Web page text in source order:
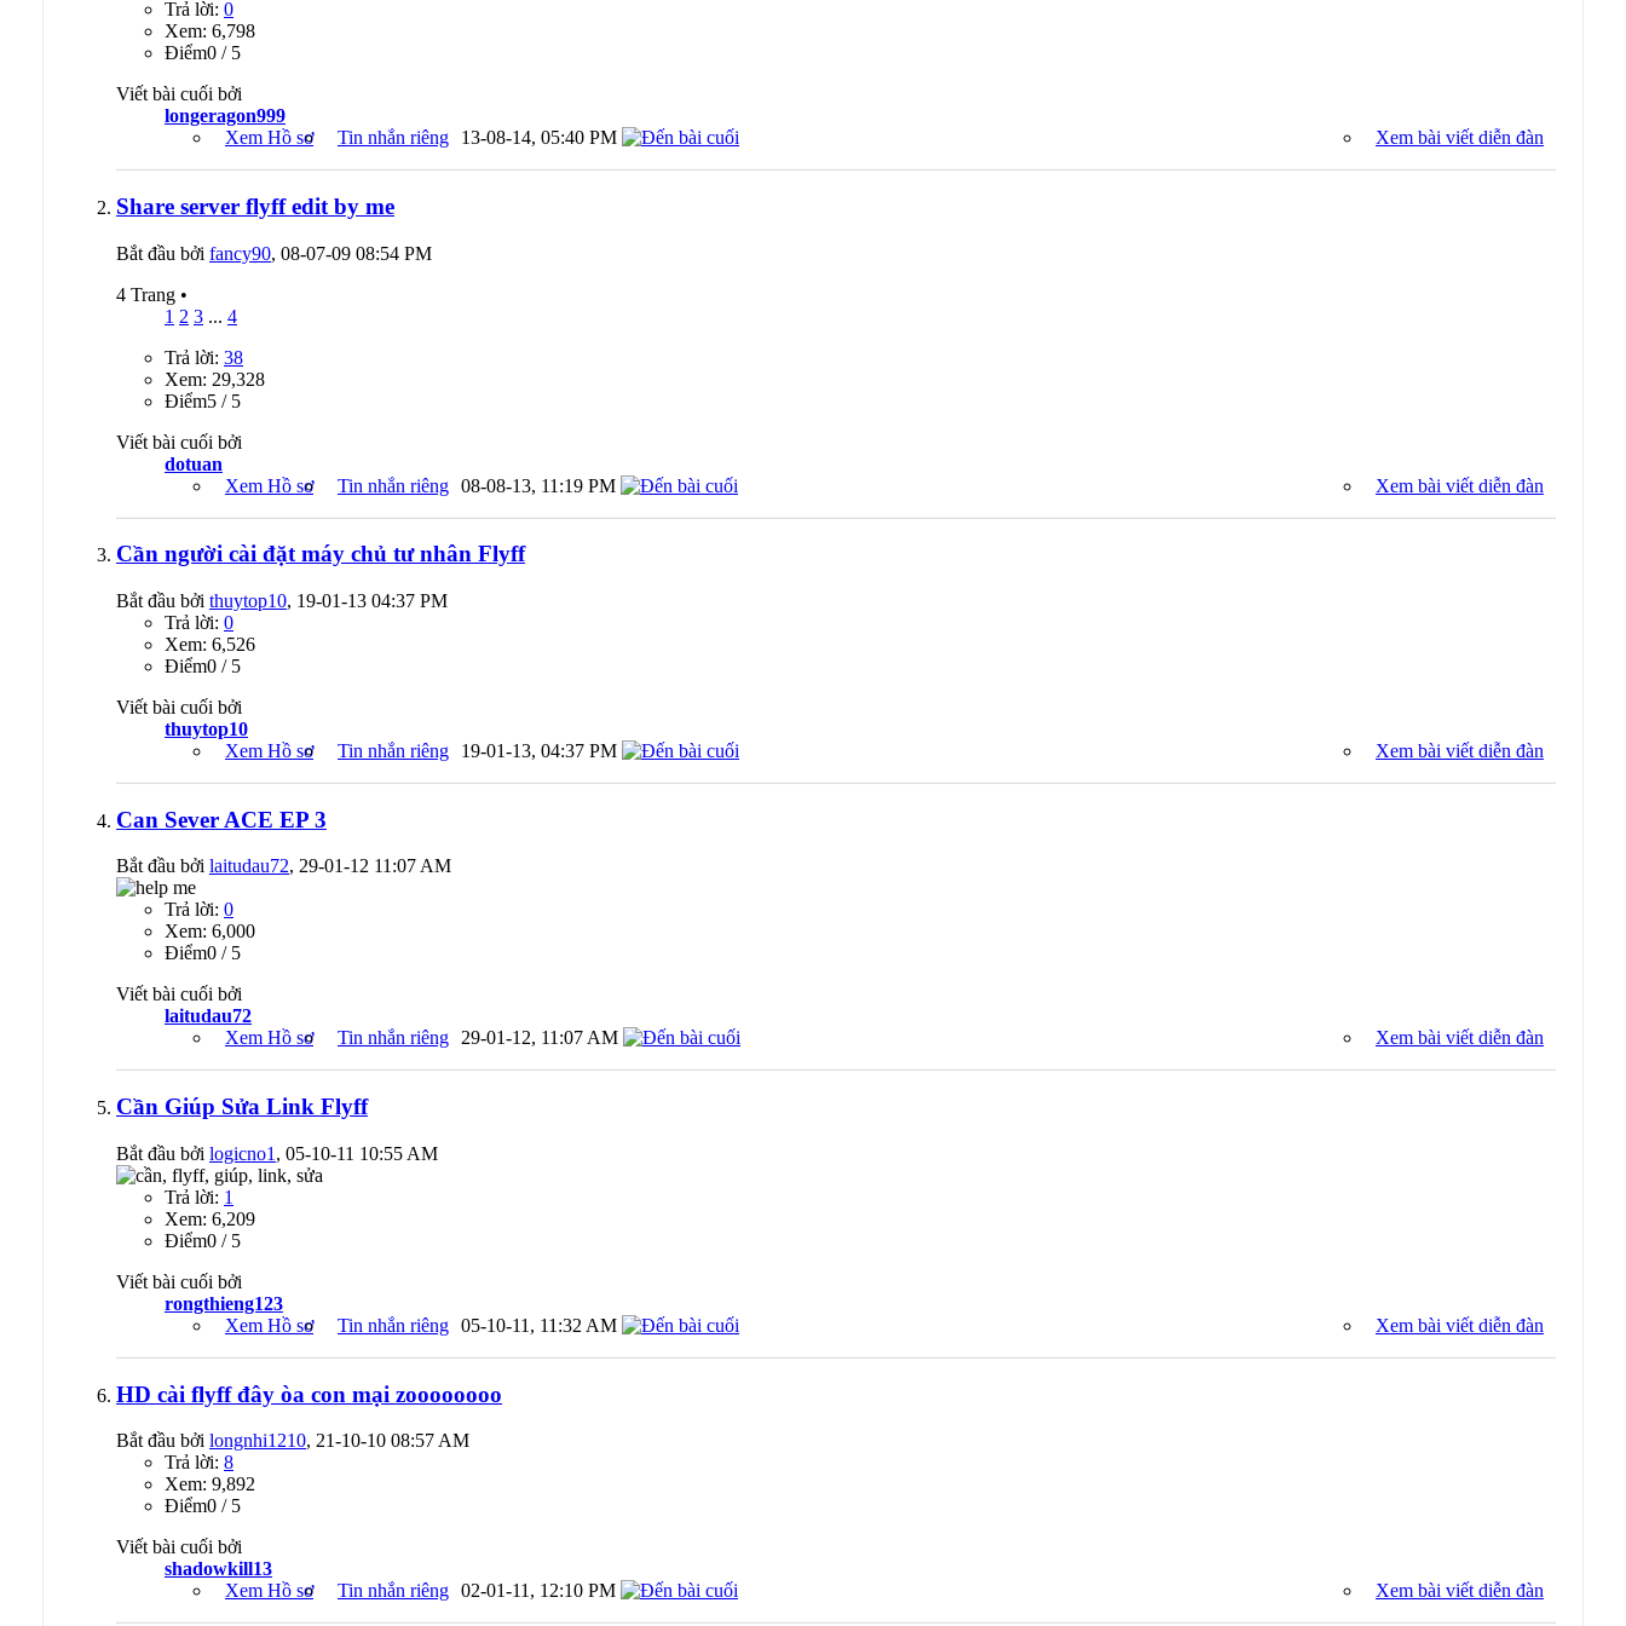
Trả lời: 0
Xem: 6,798
Ðiểm0 / 5
Viết bài cuối bởi
longeragon999
Xem Hồ sơ
Xem bài viết diễn đàn
Tin nhắn riêng 13-08-14, 05:40 PM
Share server flyff edit by me
Bắt đầu bởi fancy90, 08-07-09 08:54 PM
4 Trang •
1 2 3 ... 4
Trả lời: 38
Xem: 29,328
Ðiểm5 / 5
Viết bài cuối bởi
dotuan
Xem Hồ sơ
Xem bài viết diễn đàn
Tin nhắn riêng 08-08-13, 11:19 PM
Cần người cài đặt máy chủ tư nhân Flyff
Bắt đầu bởi thuytop10, 19-01-13 04:37 PM
Trả lời: 0
Xem: 6,526
Ðiểm0 / 5
Viết bài cuối bởi
thuytop10
Xem Hồ sơ
Xem bài viết diễn đàn
Tin nhắn riêng 19-01-13, 04:37 PM
Can Sever ACE EP 3
Bắt đầu bởi laitudau72, 29-01-12 11:07 AM
Trả lời: 0
Xem: 6,000
Ðiểm0 / 5
Viết bài cuối bởi
laitudau72
Xem Hồ sơ
Xem bài viết diễn đàn
Tin nhắn riêng 29-01-12, 11:07 AM
Cần Giúp Sửa Link Flyff
Bắt đầu bởi logicno1 , 05-10-11 10:55 AM
Trả lời: 1
Xem: 6,209
Ðiểm0 / 5
Viết bài cuối bởi
rongthieng123
Xem Hồ sơ
Xem bài viết diễn đàn
Tin nhắn riêng 05-10-11, 11:32 AM
HD cài flyff đây òa con mại zoooooooo
Bắt đầu bởi longnhi1210, 21-10-10 08:57 AM
Trả lời: 8
Xem: 9,892
Ðiểm0 / 5
Viết bài cuối bởi
shadowkill13
Xem Hồ sơ
Xem bài viết diễn đàn
Tin nhắn riêng 02-01-11, 12:10 PM